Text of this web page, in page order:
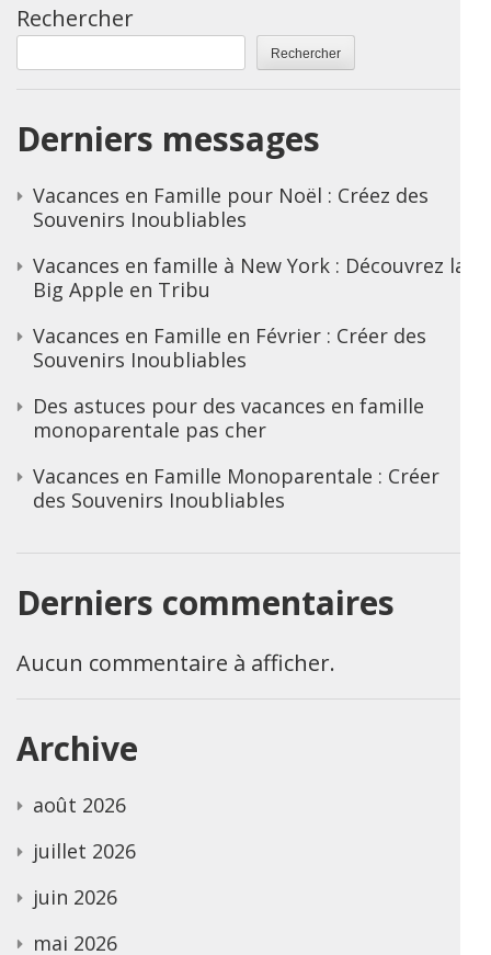
Rechercher
Rechercher
Derniers messages
Vacances en Famille pour Noël : Créez des
Souvenirs Inoubliables
Vacances en famille à New York : Découvrez la
Big Apple en Tribu
Vacances en Famille en Février : Créer des
Souvenirs Inoubliables
Des astuces pour des vacances en famille
monoparentale pas cher
Vacances en Famille Monoparentale : Créer
des Souvenirs Inoubliables
Derniers commentaires
Aucun commentaire à afficher.
Archive
août 2026
juillet 2026
juin 2026
mai 2026